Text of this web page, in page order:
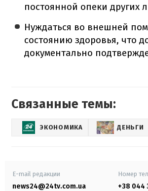
постоянной опеки других
Нуждаться во внешней
состоянию здоровья, что
документально
Связанные темы:
ЭКОНОМИКА ДЕНЬГИ
E-mail редакции
news24@24tv.com.ua
Номер
+38 044